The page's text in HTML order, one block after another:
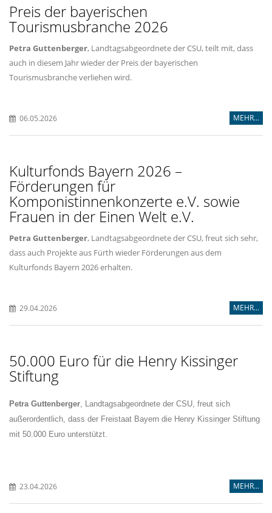
Preis der bayerischen
Tourismusbranche 2026
Petra Guttenberger, Landtagsabgeordnete der CSU, teilt mit, dass
auch in diesem Jahr wieder der Preis der bayerischen
Tourismusbranche verliehen wird.
06.05.2026 MEHR...
Kulturfonds Bayern 2026 –
Förderungen für
Komponistinnenkonzerte e.V. sowie
Frauen in der Einen Welt e.V.
Petra Guttenberger, Landtagsabgeordnete der CSU, freut sich sehr,
dass auch Projekte aus Fürth wieder Förderungen aus dem
Kulturfonds Bayern 2026 erhalten.
29.04.2026 MEHR...
50.000 Euro für die Henry Kissinger
Stiftung
Petra Guttenberger , Landtagsabgeordnete der CSU, freut sich
außerordentlich, dass der Freistaat Bayern die Henry Kissinger Stiftung
mit 50.000 Euro unterstützt.
23.04.2026 MEHR...